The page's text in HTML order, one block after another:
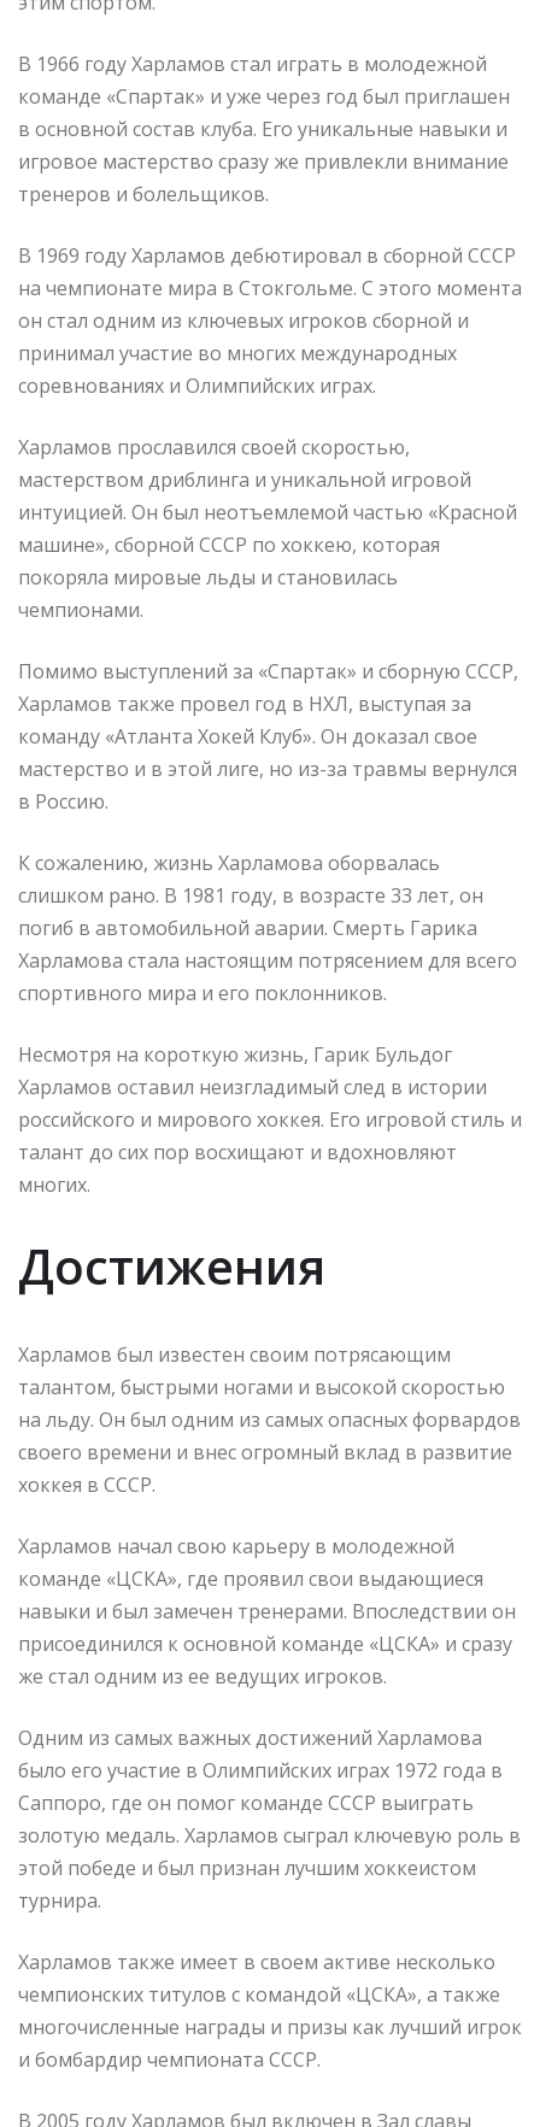
В 1966 году Харламов стал играть в молодежной
команде «Спартак» и уже через год был приглашен
в основной состав клуба. Его уникальные навыки и
игровое мастерство сразу же привлекли внимание
тренеров и болельщиков.
В 1969 году Харламов дебютировал в сборной СССР
на чемпионате мира в Стокгольме. С этого момента
он стал одним из ключевых игроков сборной и
принимал участие во многих международных
соревнованиях и Олимпийских играх.
Харламов прославился своей скоростью,
мастерством дриблинга и уникальной игровой
интуицией. Он был неотъемлемой частью «Красной
машине», сборной СССР по хоккею, которая
покоряла мировые льды и становилась
чемпионами.
Помимо выступлений за «Спартак» и сборную СССР,
Харламов также провел год в НХЛ, выступая за
команду «Атланта Хокей Клуб». Он доказал свое
мастерство и в этой лиге, но из-за травмы вернулся
в Россию.
К сожалению, жизнь Харламова оборвалась
слишком рано. В 1981 году, в возрасте 33 лет, он
погиб в автомобильной аварии. Смерть Гарика
Харламова стала настоящим потрясением для всего
спортивного мира и его поклонников.
Несмотря на короткую жизнь, Гарик Бульдог
Харламов оставил неизгладимый след в истории
российского и мирового хоккея. Его игровой стиль и
талант до сих пор восхищают и вдохновляют
многих.
Достижения
Харламов был известен своим потрясающим
талантом, быстрыми ногами и высокой скоростью
на льду. Он был одним из самых опасных форвардов
своего времени и внес огромный вклад в развитие
хоккея в СССР.
Харламов начал свою карьеру в молодежной
команде «ЦСКА», где проявил свои выдающиеся
навыки и был замечен тренерами. Впоследствии он
присоединился к основной команде «ЦСКА» и сразу
же стал одним из ее ведущих игроков.
Одним из самых важных достижений Харламова
было его участие в Олимпийских играх 1972 года в
Саппоро, где он помог команде СССР выиграть
золотую медаль. Харламов сыграл ключевую роль в
этой победе и был признан лучшим хоккеистом
турнира.
Харламов также имеет в своем активе несколько
чемпионских титулов с командой «ЦСКА», а также
многочисленные награды и призы как лучший игрок
и бомбардир чемпионата СССР.
В 2005 году Харламов был включен в Зал славы